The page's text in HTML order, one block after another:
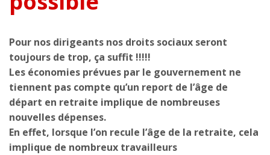
Pour nos dirigeants nos droits sociaux seront
toujours de trop, ça suffit !!!!!
Les économies prévues par le gouvernement ne
tiennent pas compte qu’un report de l’âge de
départ en retraite implique de nombreuses
nouvelles dépenses.
En effet, lorsque l’on recule l’âge de la retraite, cela
implique de nombreux travailleurs